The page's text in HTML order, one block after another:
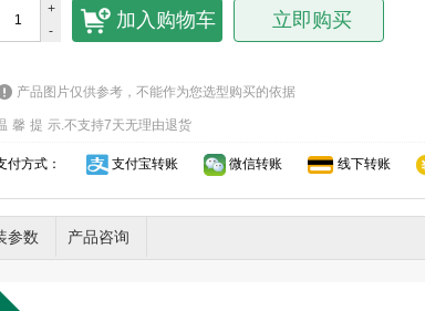
+
-
加入购物车 立即购买
产品图片仅供参考，不能作为您选型购买的依据
馨提示.不支持7天无理由退货
付方式： 支付宝转账 微信转账 线下转账
参数 产品咨询